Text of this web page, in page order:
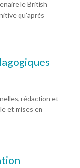
le British
qu'après
rédaction et
et mises en